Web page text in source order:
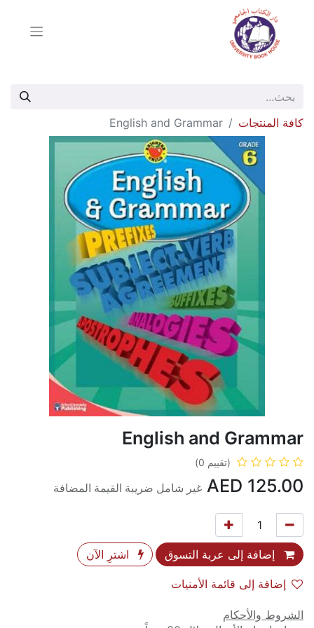
كافة المنتجات English and Grammar
English and Grammar
(تقييم 0)
125.00 غير شامل ضريبة القيمة المضافة
إضافة إلى عربة التسوق اشترِ الآن
إضافة إلى قائمة الأمنيات
الشروط والأحكام